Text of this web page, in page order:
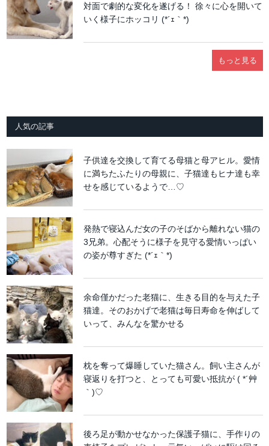
対面で劇的な変化を遂げる！ 徐々に心を開いて
いく様子にホッコリ (*´ｪ｀*)
もっと見る
人気の記事
子供達を交換して育てる母猫と母アヒル。愛情
に満ちたふたりの母親に、子猫達もヒナ達も幸
せを感じているようで…♡
発熱で寝込んだ女の子のそばから離れない猫の
3兄弟。心配そうに様子を見守る愛情いっぱい
の姿が尊すぎた (*´ｪ｀*)
余命僅かだった老猫に、生きる目的を与えた子
猫達。そのおかげで老猫は毎日寿命を伸ばして
いって、みんなを驚かせる
枕を奪って爆睡していた猫さん。飼い主さんが
寝返りを打つと、とっても可愛い抵抗が ( *´艸
｀)♡
後ろ足が動かせなかった保護子猫に、手作りの